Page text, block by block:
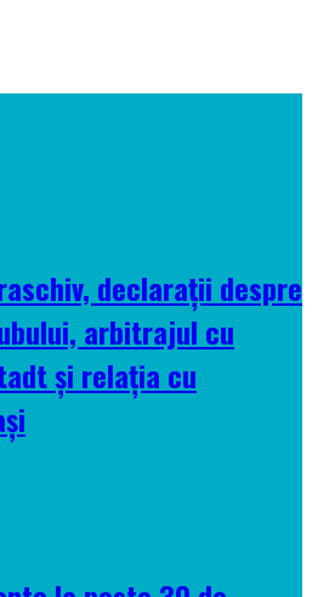
declarații despre
arbitrajul cu
și relația cu